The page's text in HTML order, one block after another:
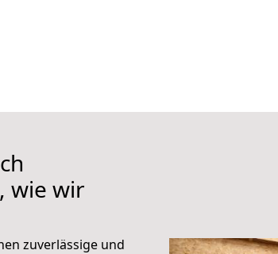
wie wir
zuverlässige und